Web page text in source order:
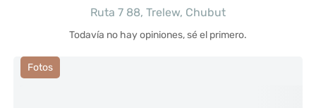
Ruta 7 88, Trelew, Chubut
Todavía no hay opiniones, sé el primero.
Fotos